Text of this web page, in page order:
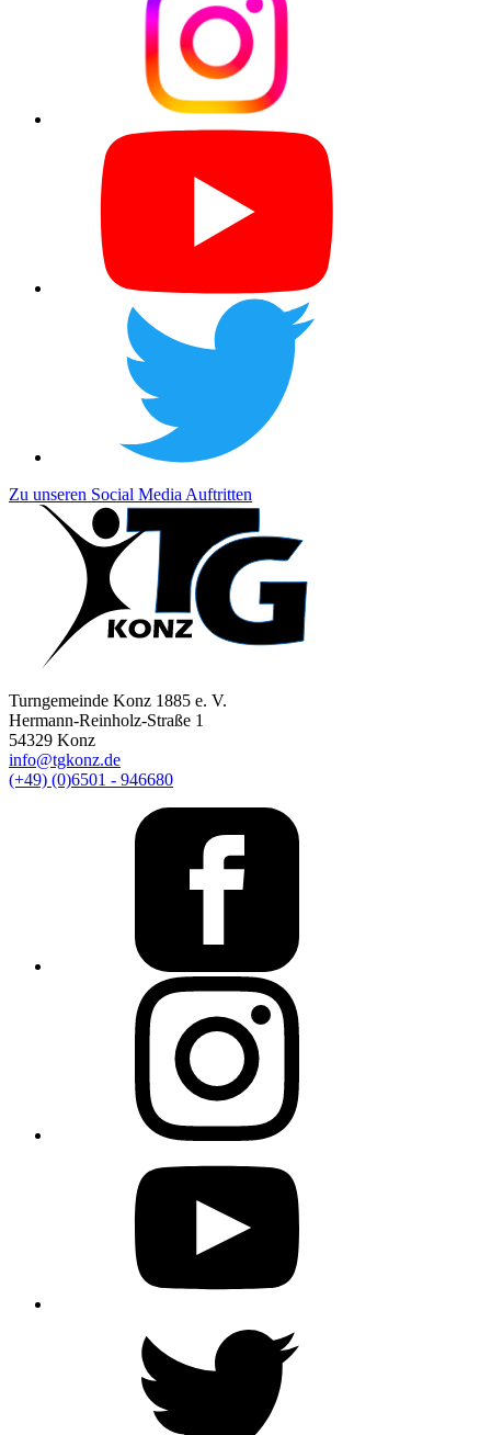
Zu unseren Social Media Auftritten
Turngemeinde Konz 1885 e. V.
Hermann-Reinholz-Straße 1
54329 Konz
info@tgkonz.de
(+49) (0)6501 - 946680